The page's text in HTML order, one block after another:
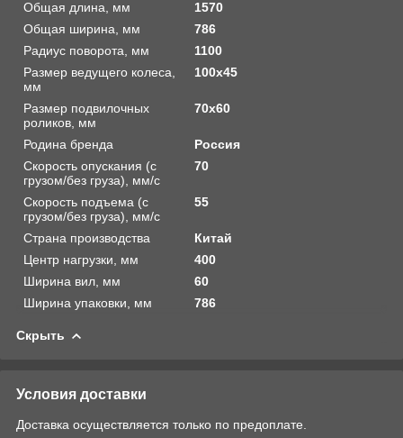
Общая длина, мм
1570
Общая ширина, мм
786
Радиус поворота, мм
1100
Размер ведущего колеса,
мм
100х45
Размер подвилочных
роликов, мм
70х60
Родина бренда
Россия
Скорость опускания (с
грузом/без груза), мм/с
70
Скорость подъема (с
грузом/без груза), мм/с
55
Страна производства
Китай
Центр нагрузки, мм
400
Ширина вил, мм
60
Ширина упаковки, мм
786
Скрыть
Условия доставки
Доставка осуществляется только по предоплате.